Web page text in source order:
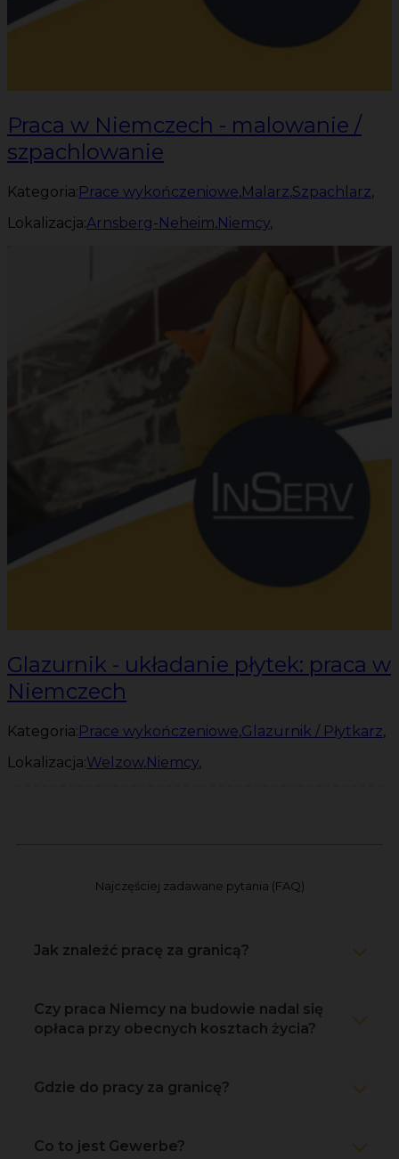
Praca w Niemczech - malowanie /
szpachlowanie
Kategoria:Prace wykończeniowe,Malarz,Szpachlarz,
Lokalizacja:Arnsberg-Neheim,Niemcy,
Glazurnik - układanie płytek: praca w
Niemczech
Kategoria:Prace wykończeniowe,Glazurnik / Płytkarz,
Lokalizacja:Welzow,Niemcy,
Najczęściej zadawane pytania (FAQ)
Jak znaleźć pracę za granicą?
Czy praca Niemcy na budowie nadal się
opłaca przy obecnych kosztach życia?
Gdzie do pracy za granicę?
Co to jest Gewerbe?